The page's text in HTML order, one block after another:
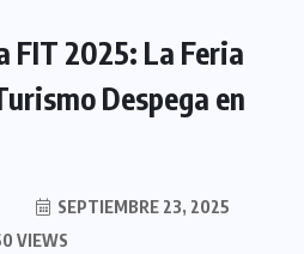
FIT 2025: La Feria
Despega en
SEPTIEMBRE 23, 2025
VIEWS